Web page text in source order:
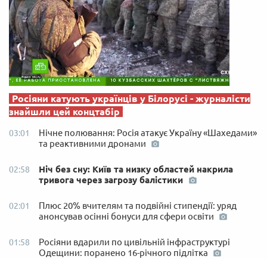
Росіяни катують українців у Білорусі - журналісти
знайшли цей концтабір
03:01
Нічне полювання: Росія атакує Україну «Шахедами»
та реактивними дронами
02:58
Ніч без сну: Київ та низку областей накрила
тривога через загрозу балістики
02:01
Плюс 20% вчителям та подвійні стипендії: уряд
анонсував осінні бонуси для сфери освіти
01:58
Росіяни вдарили по цивільній інфраструктурі
Одещини: поранено 16-річного підлітка